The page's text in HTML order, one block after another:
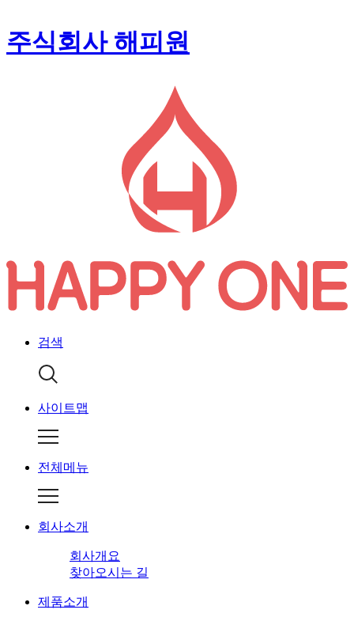
주식회사 해피원
검색
사이트맵
전체메뉴
회사소개
회사개요
찾아오시는 길
제품소개